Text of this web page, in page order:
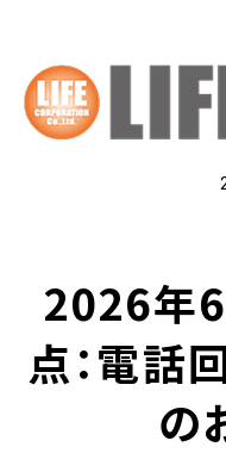
2026年
点：電話
の